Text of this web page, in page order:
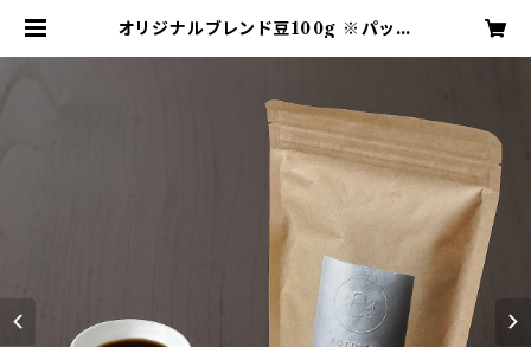
オリジナルブレンド豆100g ※パッケ